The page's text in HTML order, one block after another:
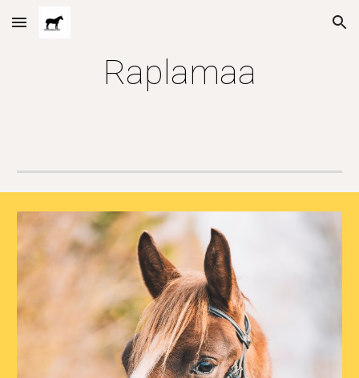
Skip to main content Skip to navigation
Raplamaa